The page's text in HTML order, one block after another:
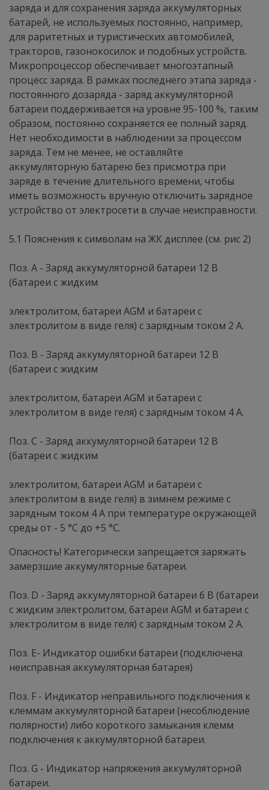
заряда и для сохранения заряда аккумуляторных
батарей, не используемых постоянно, например,
для раритетных и туристических автомобилей,
тракторов, газонокосилок и подобных устройств.
Микропроцессор обеспечивает многоэтапный
процесс заряда. В рамках последнего этапа заряда -
постоянного дозаряда - заряд аккумуляторной
батареи поддерживается на уровне 95-100 %, таким
образом, постоянно сохраняется ее полный заряд.
Нет необходимости в наблюдении за процессом
заряда. Тем не менее, не оставляйте
аккумуляторную батарею без присмотра при
заряде в течение длительного времени, чтобы
иметь возможность вручную отключить зарядное
устройство от электросети в случае неисправности.
5.1 Пояснения к символам на ЖК дисплее (см. рис 2)
Поз. А - Заряд аккумуляторной батареи 12 В
(батареи с жидким
электролитом, батареи AGM и батареи с
электролитом в виде геля) с зарядным током 2 А.
Поз. В - Заряд аккумуляторной батареи 12 В
(батареи с жидким
электролитом, батареи AGM и батареи с
электролитом в виде геля) с зарядным током 4 А.
Поз. С - Заряд аккумуляторной батареи 12 В
(батареи с жидким
электролитом, батареи AGM и батареи с
электролитом в виде геля) в зимнем режиме с
зарядным током 4 А при температуре окружающей
среды от - 5 °С до +5 °С.
Опасность! Категорически запрещается заряжать
замерзшие аккумуляторные батареи.
Поз. D - Заряд аккумуляторной батареи 6 В (батареи
с жидким электролитом, батареи AGM и батареи с
электролитом в виде геля) с зарядным током 2 А.
Поз. Е- Индикатор ошибки батареи (подключена
неисправная аккумуляторная батарея)
Поз. F - Индикатор неправильного подключения к
клеммам аккумуляторной батареи (несоблюдение
полярности) либо короткого замыкания клемм
подключения к аккумуляторной батареи.
Поз. G - Индикатор напряжения аккумуляторной
батареи.